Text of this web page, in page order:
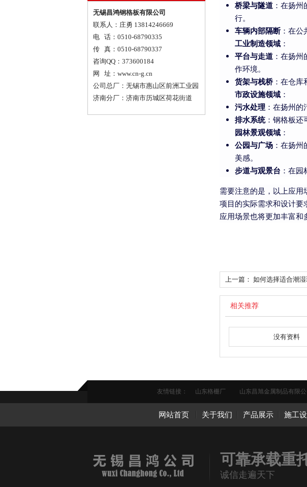
无锡昌鸿钢格板有限公司
联系人：庄勇 13814246669
电 话：0510-68790335
传 真：0510-68790337
咨询QQ：373600184
网 址：www.cn-g.cn
公司总厂：无锡市惠山区前洲工业园
济南分厂：济南市历城区荷花街道
桥梁与隧道 ：在扬
行。
车辆内部隔断：在公
工业制造领域 ：
平台与走道 ：在扬
作环境。
货架与栈桥：在仓库
市政设施领域 ：
污水处理 ：在扬州
排水系统：钢格板还
园林景观领域 ：
公园与广场 ：在扬
美感。
步道与观景台 ：在
需要注意的是，以上应
项目的实际需求和设计要
应用场景也将更加丰富和
上一篇： 如何选择适合潮
相关推荐
没有资料
友情链接： 山东格栅厂 山东昌旭金属制品有限公
网站首页 关于我们 产品展示 施工
可靠承载重
诚信走遍天下